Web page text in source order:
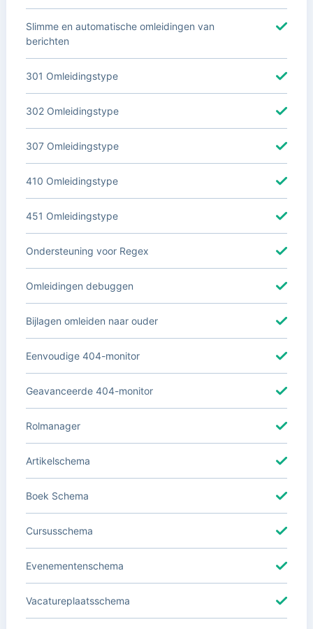
Slimme en automatische omleidingen van
berichten
301 Omleidingstype
302 Omleidingstype
307 Omleidingstype
410 Omleidingstype
451 Omleidingstype
Ondersteuning voor Regex
Omleidingen debuggen
Bijlagen omleiden naar ouder
Eenvoudige 404-monitor
Geavanceerde 404-monitor
Rolmanager
Artikelschema
Boek Schema
Cursusschema
Evenementenschema
Vacatureplaatsschema